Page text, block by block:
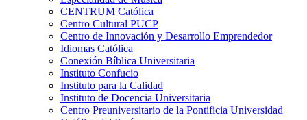
CENTRUM Católica
Centro Cultural PUCP
Centro de Innovación y Desarrollo Emprendedor
Idiomas Católica
Conexión Bíblica Universitaria
Instituto Confucio
Instituto para la Calidad
Instituto de Docencia Universitaria
Centro Preuniversitario de la Pontificia Universidad